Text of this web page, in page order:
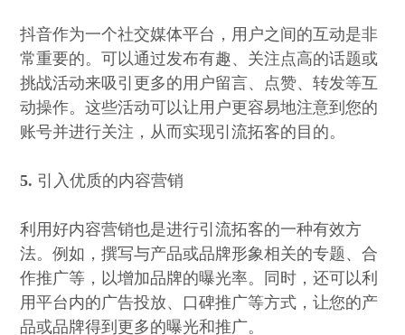
抖音作为一个社交媒体平台，用户之间的互动是非
常重要的。可以通过发布有趣、关注点高的话题或
挑战活动来吸引更多的用户留言、点赞、转发等互
动操作。这些活动可以让用户更容易地注意到您的
账号并进行关注，从而实现引流拓客的目的。
5. 引入优质的内容营销
利用好内容营销也是进行引流拓客的一种有效方
法。例如，撰写与产品或品牌形象相关的专题、合
作推广等，以增加品牌的曝光率。同时，还可以利
用平台内的广告投放、口碑推广等方式，让您的产
品或品牌得到更多的曝光和推广。